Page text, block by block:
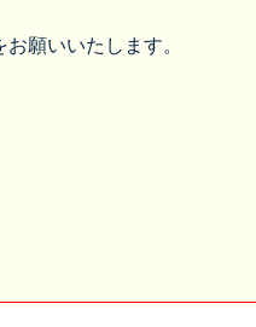
願いいたします。